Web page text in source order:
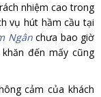
nhiệm cao trong
vụ hút hầm cầu tại
Ngânchưa bao giờ
đến mấy cũng
cảm của khách